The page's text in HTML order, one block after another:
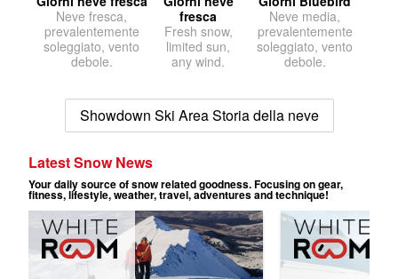
Neve fresca,
prevalentemente
soleggiato, vento
debole.
fresca
Fresh snow,
limited sun,
any wind.
Neve media,
prevalentemente
soleggiato, vento
debole.
Showdown Ski Area Storia della neve